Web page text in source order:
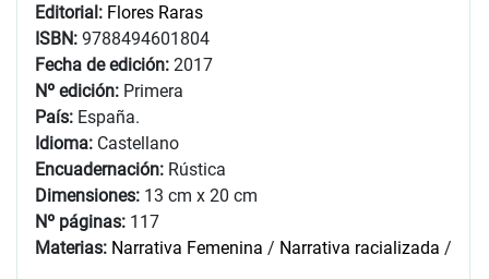
Editorial: Flores Raras
ISBN: 9788494601804
Fecha de edición: 2017
Nº edición: Primera
País: España.
Idioma: Castellano
Encuadernación: Rústica
Dimensiones: 13 cm x 20 cm
Nº páginas: 117
Materias: Narrativa Femenina / Narrativa racializada /